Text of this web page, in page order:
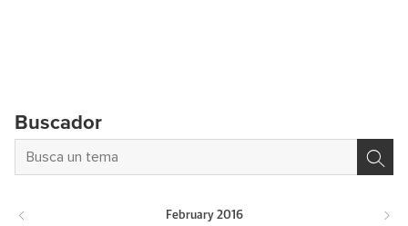
Buscador
February 2016